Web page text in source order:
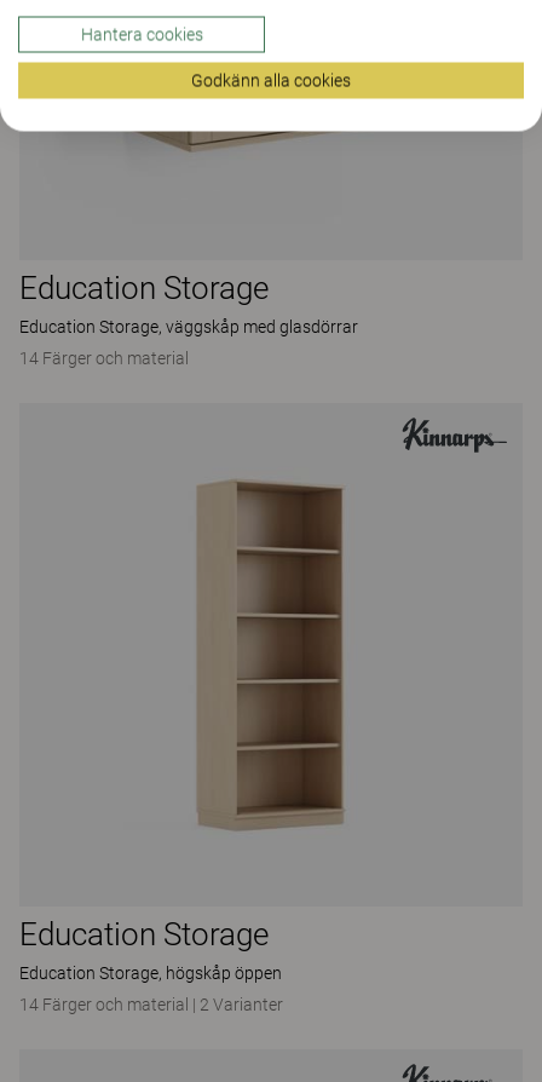
Education Storage
Education Storage, väggskåp med glasdörrar
14 Färger och material
Education Storage
Education Storage, högskåp öppen
14 Färger och material | 2 Varianter
Hantera cookies
Godkänn alla cookies